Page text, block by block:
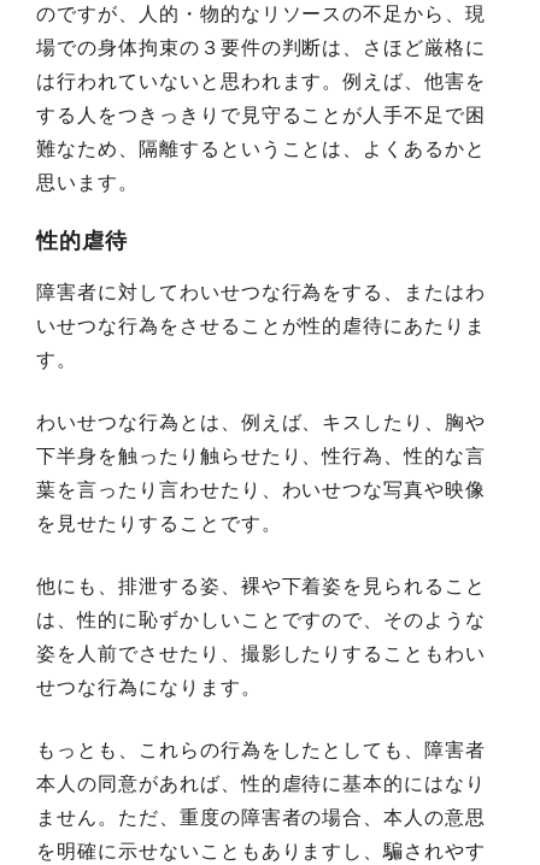
のですが、人的・物的なリソースの不足から、現
場での身体拘束の３要件の判断は、さほど厳格に
は行われていないと思われます。例えば、他害を
する人をつきっきりで見守ることが人手不足で困
難なため、隔離するということは、よくあるかと
思います。
性的虐待
障害者に対してわいせつな行為をする、またはわ
いせつな行為をさせることが性的虐待にあたりま
す。
わいせつな行為とは、例えば、キスしたり、胸や
下半身を触ったり触らせたり、性行為、性的な言
葉を言ったり言わせたり、わいせつな写真や映像
を見せたりすることです。
他にも、排泄する姿、裸や下着姿を見られること
は、性的に恥ずかしいことですので、そのような
姿を人前でさせたり、撮影したりすることもわい
せつな行為になります。
もっとも、これらの行為をしたとしても、障害者
本人の同意があれば、性的虐待に基本的にはなり
ません。ただ、重度の障害者の場合、本人の意思
を明確に示せないこともありますし、騙されやす